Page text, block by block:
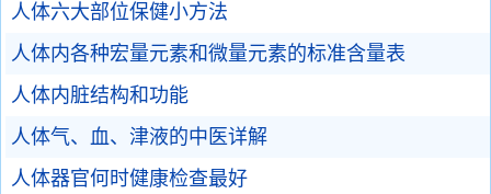
人体六大部位保健小方法
人体内各种宏量元素和微量元素的标准含量表
人体内脏结构和功能
人体气、血、津液的中医详解
人体器官何时健康检查最好